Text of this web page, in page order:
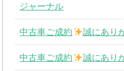
ジャーナル
中古車ご成約 誠にあり
中古車ご成約 誠にあり